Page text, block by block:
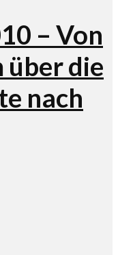
– Von
über die
nach